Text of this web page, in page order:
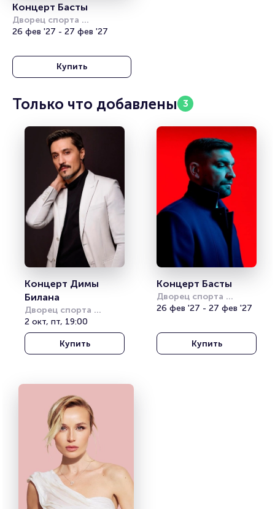
Концерт Басты
Дворец спорта
«Янтарный»
26 фев '27 - 27 фев '27
Купить
Только что добавлены 3
Концерт Димы
Билана
Дворец спорта
«Янтарный»
2 окт, пт, 19:00
Купить
Концерт Басты
Дворец спорта
«Янтарный»
26 фев '27 - 27 фев '27
Купить